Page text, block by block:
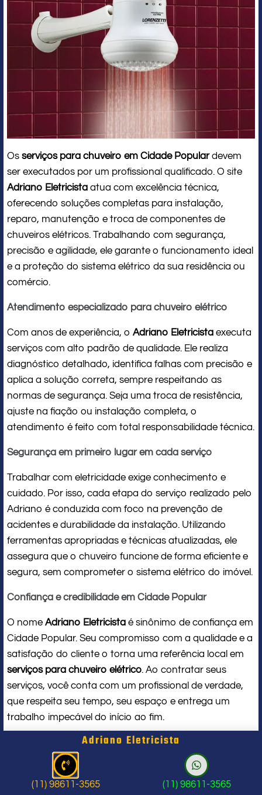
Os serviços para chuveiro em Cidade Populardevem
ser executados por um profissional qualificado. O site
Adriano Eletricista atua com excelência técnica,
oferecendo soluções completas para instalação,
reparo, manutenção e troca de componentes de
chuveiros elétricos. Trabalhando com segurança,
precisão e agilidade, ele garante o funcionamento ideal
e a proteção do sistema elétrico da sua residência ou
comércio.
Atendimento especializado para chuveiro elétrico
Com anos de experiência, o Adriano Eletricista executa
serviços com alto padrão de qualidade. Ele realiza
diagnóstico detalhado, identifica falhas com precisão e
aplica a solução correta, sempre respeitando as
normas de segurança. Seja uma troca de resistência,
ajuste na fiação ou instalação completa, o
atendimento é feito com total responsabilidade técnica.
Segurança em primeiro lugar em cada serviço
Trabalhar com eletricidade exige conhecimento e
cuidado. Por isso, cada etapa do serviço realizado pelo
Adriano é conduzida com foco na prevenção de
acidentes e durabilidade da instalação. Utilizando
ferramentas apropriadas e técnicas atualizadas, ele
assegura que o chuveiro funcione de forma eficiente e
segura, sem comprometer o sistema elétrico do imóvel.
Confiança e credibilidade em Cidade Popular
O nome Adriano Eletricista é sinônimo de confiança em
Cidade Popular. Seu compromisso com a qualidade e a
satisfação do cliente o torna uma referência local em
serviços para chuveiro elétrico. Ao contratar seus
serviços, você conta com um profissional de verdade,
que respeita seu tempo, seu espaço e entrega um
trabalho impecável do início ao fim.
Problema com chuveiro: sinais que
indicam a hora de chamar um
profissional
Adriano Eletricista
(11) 98611-3565 (11) 98611-3565